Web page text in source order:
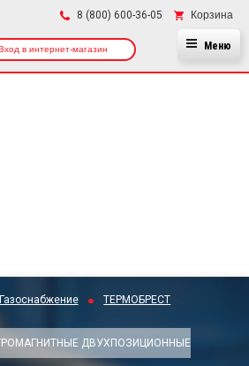
8 (800) 600-36-05 Корзина
в интернет-магазин Меню
Газоснабжение ТЕРМОБРЕСТ
ДВУХПОЗИЦИОННЫЕ
×